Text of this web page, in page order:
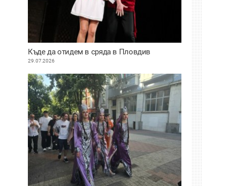
Къде да отидем в сряда в Пловдив
29.07.2026